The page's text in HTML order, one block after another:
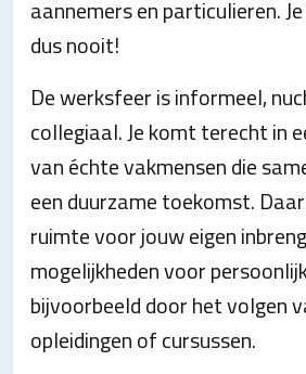
aannemers en particulieren.
dus nooit!
De werksfeer is informeel,
collegiaal. Je komt terecht in
van échte vakmensen die
een duurzame toekomst.
ruimte voor jouw eigen
mogelijkheden voor
bijvoorbeeld door het volgen
opleidingen of cursussen.